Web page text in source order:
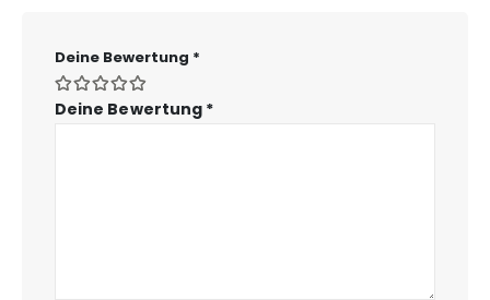
Deine Bewertung *
Deine Bewertung *